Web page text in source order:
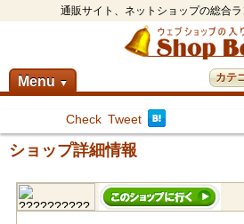
通販サイト、ネットショップの総合
Menu ▼ カテ
Check Tweet
ショップ詳細情報